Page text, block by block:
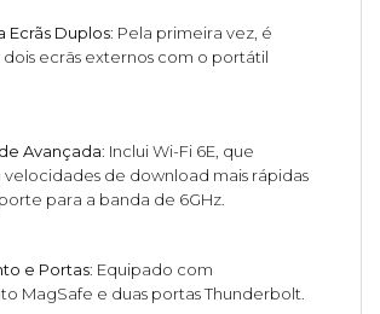
Ecrãs Duplos: Pela primeira vez, é
dois ecrãs externos com o portátil
Avançada: Inclui Wi-Fi 6E, que
de download mais rápidas
para a banda de 6GHz.
e Portas: Equipado com
MagSafe e duas portas Thunderbolt.